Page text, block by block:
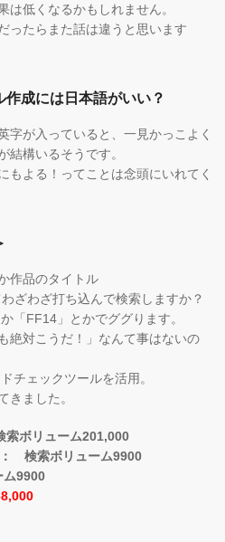
は低くなるかもしれません。
ったらまた話は違うと思います
成には日本語がいい？
字が入っていると、一見かっこよく
結構いるそうです。
もよる！ってことは念頭にいれてく
作品のタイトル
ざわざ打ち込んで検索しますか？
FF14」とかでググります。
絶対こうだ！」なんて事はないの
チェックツールを活用。
きました。
ボリューム201,000
検索ボリューム9900
9900